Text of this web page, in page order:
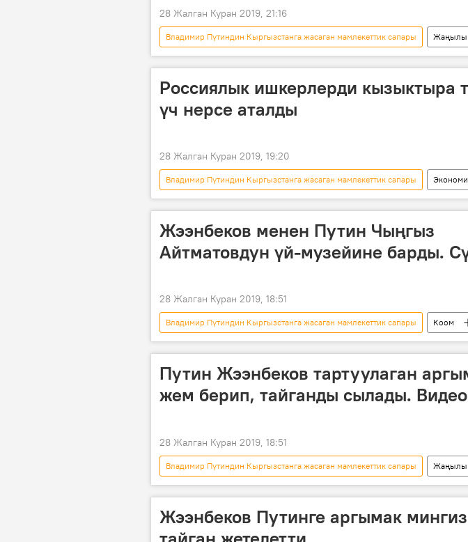
28 Жалган Куран 2019, 21:16
Владимир Путиндин Кыргызстанга жасаган мамлекеттик сапары
Кыргызстан
Сүрөт Мультимедиа Саясат
Россиялык ишкерлерди кызыктыра
үч нерсе аталды
28 Жалган Куран 2019, 19:20
Владимир Путиндин Кыргызстанга жасаган мамлекеттик сапары
Жаңылыктар
ишкер бизнес Россия
Жээнбеков менен Путин Чыңгыз
Айтматовдун үй-музейине барды.
28 Жалган Куран 2019, 18:51
Владимир Путиндин Кыргызстанга жасаган мамлекеттик сапары Коом
Жаңылыктар
Маданият Владимир Путин
Путин Жээнбеков тартуулаган
жем берип, тайганды сылады. Видео
28 Жалган Куран 2019, 18:51
Владимир Путиндин Кыргызстанга жасаган мамлекеттик сапары
Кыргызстан
Видео Мультимедиа
Владимир
Жээнбеков Путинге аргымак